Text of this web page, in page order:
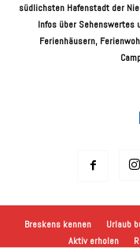
südlichsten Hafenstadt der
Infos über Sehenswertes
Ferienhäusern,
Breskens kennen Urlaub
Aktiv erholen